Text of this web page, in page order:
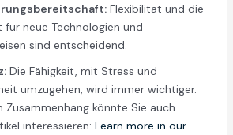
Flexibilität und die
für neue Technologien und
sind entscheidend.
Die Fähigkeit, mit Stress und
umzugehen, wird immer wichtiger.
Zusammenhang könnte Sie auch
interessieren: Learn more in our